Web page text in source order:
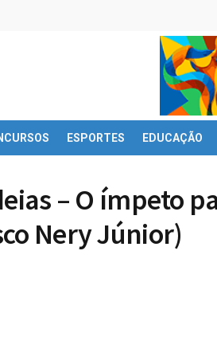
ESPORTES EDUCAÇÃO
– O ímpeto
Nery Júnior)